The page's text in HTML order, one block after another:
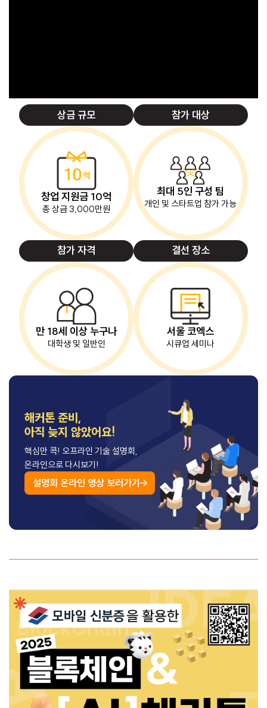
상금 규모
창업 지원금 10억
총 상금 3,000만원
참가 대상
최대 5인 구성 팀
개인 및 스타트업 참가 가능
참가 자격
만 18세 이상 누구나
대학생 및 일반인
결선 장소
서울 코엑스
시큐업 세미나
해커톤 준비,
아직 늦지 않았어요!
핵심만 콕! 오프라인 기술 설명회,
온라인으로 다시보기!
설명회 온라인 영상 보러가기